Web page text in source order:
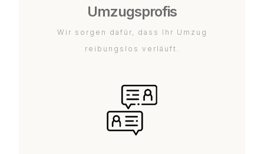
Umzugsprofis
Wir sorgen dafür, dass Ihr Umzug
reibungslos verläuft.